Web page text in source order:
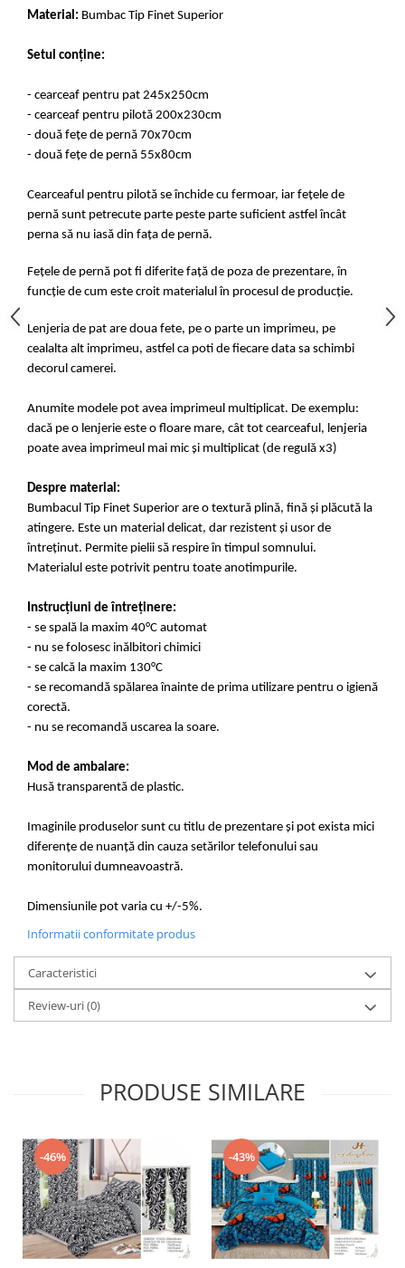
Material: Bumbac Tip Finet Superior
Setul conține:
- cearceaf pentru pat 245x250cm
- cearceaf pentru pilotă 200x230cm
- două fețe de pernă 70x70cm
- două fețe de pernă 55x80cm
Cearceaful pentru pilotă se închide cu fermoar, iar fețele de
pernă sunt petrecute parte peste parte suficient astfel încât
perna să nu iasă din fața de pernă.
Fețele de pernă pot fi diferite față de poza de prezentare, în
funcție de cum este croit materialul în procesul de producție.
Lenjeria de pat are doua fete, pe o parte un imprimeu, pe
cealalta alt imprimeu, astfel ca poti de fiecare data sa schimbi
decorul camerei.
Anumite modele pot avea imprimeul multiplicat. De exemplu:
dacă pe o lenjerie este o floare mare, cât tot cearceaful, lenjeria
poate avea imprimeul mai mic și multiplicat (de regulă x3)
Despre material:
Bumbacul Tip Finet Superior are o textură plină, fină și plăcută la
atingere. Este un material delicat, dar rezistent și usor de
întreținut. Permite pielii să respire în timpul somnului.
Materialul este potrivit pentru toate anotimpurile.
Instrucțiuni de întreținere:
- se spală la maxim 40°C automat
- nu se folosesc inălbitori chimici
- se calcă la maxim 130°C
- se recomandă spălarea înainte de prima utilizare pentru o igienă
corectă.
- nu se recomandă uscarea la soare.
Mod de ambalare:
Husă transparentă de plastic.
Imaginile produselor sunt cu titlu de prezentare și pot exista mici
diferențe de nuanță din cauza setărilor telefonului sau
monitorului dumneavoastră.
Dimensiunile pot varia cu +/-5%.
Informatii conformitate produs
Caracteristici
Review-uri(0)
PRODUSE SIMILARE
-46% -43%